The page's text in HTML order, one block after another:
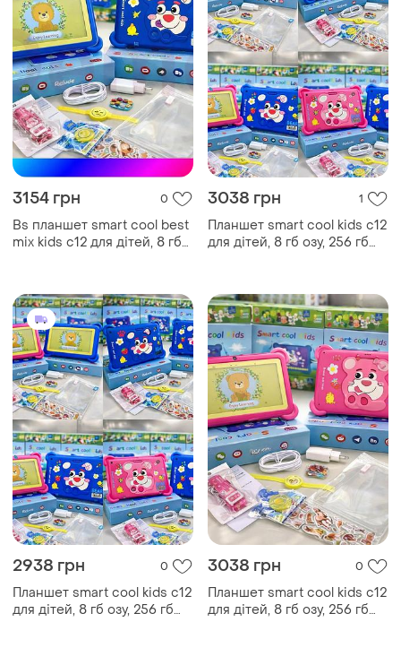
3154 грн 0
Bs планшет smart cool best
mix kids c12 для дітей, 8 гб
3038 грн 1
Планшет smart cool kids c12
для дітей, 8 гб озу, 256 гб
2938 грн 0
Планшет smart cool kids c12
для дітей, 8 гб озу, 256 гб
3038 грн 0
Планшет smart cool kids c12
для дітей, 8 гб озу, 256 гб